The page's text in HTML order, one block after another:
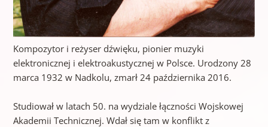
Kompozytor i reżyser dźwięku, pionier muzyki
elektronicznej i elektroakustycznej w Polsce. Urodzony 28
marca 1932 w Nadkolu, zmarł 24 października 2016.
Studiował w latach 50. na wydziale łączności Wojskowej
Akademii Technicznej. Wdał się tam w konflikt z